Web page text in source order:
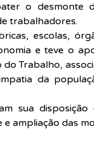
o desmonte
trabalhadores.
escolas,
e teve o
Trabalho,
da
sua
ampliação das